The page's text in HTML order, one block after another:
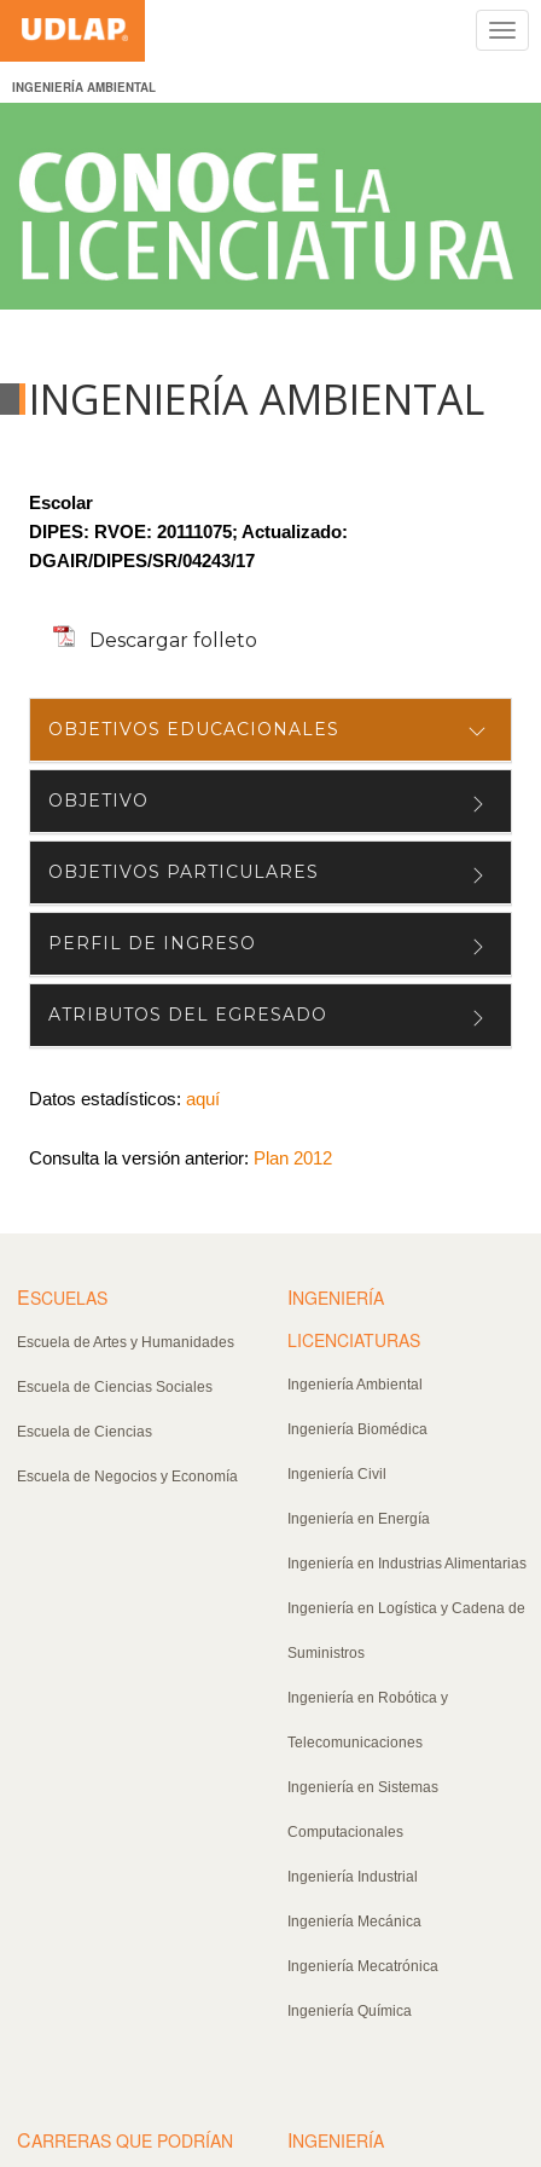
INGENIERÍA AMBIENTAL
INGENIERÍA AMBIENTAL
Escolar
DIPES: RVOE: 20111075; Actualizado:
DGAIR/DIPES/SR/04243/17
Descargar folleto
OBJETIVOS EDUCACIONALES
OBJETIVO
OBJETIVOS PARTICULARES
PERFIL DE INGRESO
ATRIBUTOS DEL EGRESADO
Datos estadísticos: aquí
Consulta la versión anterior: Plan 2012
ESCUELAS
Escuela de Artes y Humanidades
Escuela de Ciencias Sociales
Escuela de Ciencias
Escuela de Negocios y Economía
INGENIERÍA
LICENCIATURAS
Ingeniería Ambiental
Ingeniería Biomédica
Ingeniería Civil
Ingeniería en Energía
Ingeniería en Industrias Alimentarias
Ingeniería en Logística y Cadena de
Suministros
Ingeniería en Robótica y
Telecomunicaciones
Ingeniería en Sistemas
Computacionales
Ingeniería Industrial
Ingeniería Mecánica
Ingeniería Mecatrónica
Ingeniería Química
CARRERAS QUE PODRÍAN INGENIERÍA